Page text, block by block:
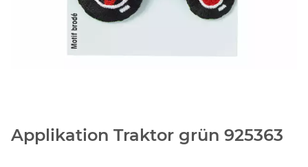
Applikation Traktor grün 925363